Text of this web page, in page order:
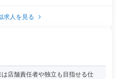
求人を見る
店舗責任者や独立も目指せる仕